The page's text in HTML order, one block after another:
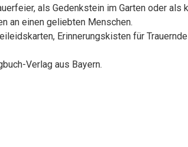
als Gedenkstein im Garten oder als
an einen geliebten Menschen.
Erinnerungskisten für
Verlag aus Bayern.